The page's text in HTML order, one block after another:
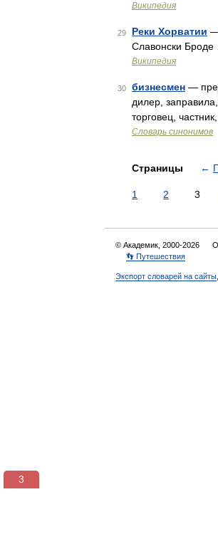
Википедия
29 Реки Хорватии —
Славонски Броде
Википедия
30 бизнесмен —
дилер,
торговец,
Словарь синонимов
Страницы ←
1 2 3
© Академик, 2000-2026
👣 Путешествия
Экспорт словарей на сайты
2